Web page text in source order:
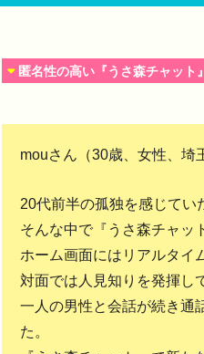
匿名性の高い『うさ森チャット
mouさん（30歳、女性、埼
20代前半の孤独を感じてい
そんな中で『うさ森チャッ
ホーム画面にはリアルタイ
対面では人見知りを発揮し
一人の男性と会話が続き通
た。